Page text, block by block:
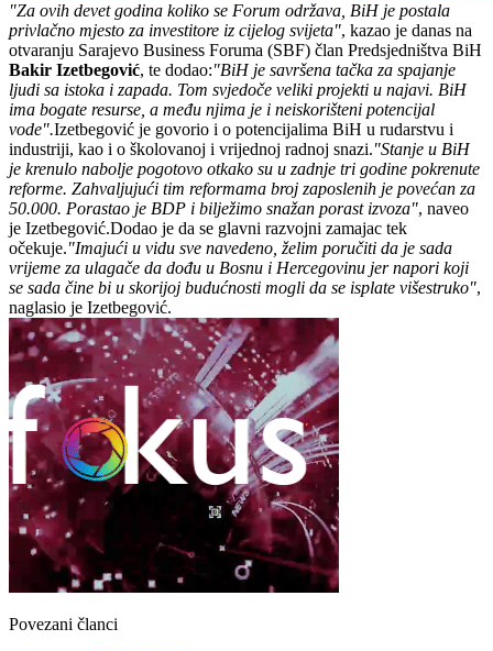
"Za ovih devet godina koliko se Forum održava, BiH je postala
privlačno mjesto za investitore iz cijelog svijeta", kazao je danas na
otvaranju Sarajevo Business Foruma (SBF) član Predsjedništva BiH
Bakir Izetbegović, te dodao:"BiH je savršena tačka za spajanje
ljudi sa istoka i zapada. Tom svjedoče veliki projekti u najavi. BiH
ima bogate resurse, a među njima je i neiskorišteni potencijal
vode".Izetbegović je govorio i o potencijalima BiH u rudarstvu i
industriji, kao i o školovanoj i vrijednoj radnoj snazi."Stanje u BiH
je krenulo nabolje pogotovo otkako su u zadnje tri godine pokrenute
reforme. Zahvaljujući tim reformama broj zaposlenih je povećan za
50.000. Porastao je BDP i bilježimo snažan porast izvoza", naveo
je Izetbegović.Dodao je da se glavni razvojni zamajac tek
očekuje."Imajući u vidu sve navedeno, želim poručiti da je sada
vrijeme za ulagače da dođu u Bosnu i Hercegovinu jer napori koji
se sada čine bi u skorijoj budućnosti mogli da se isplate višestruko",
naglasio je Izetbegović.
Povezani članci